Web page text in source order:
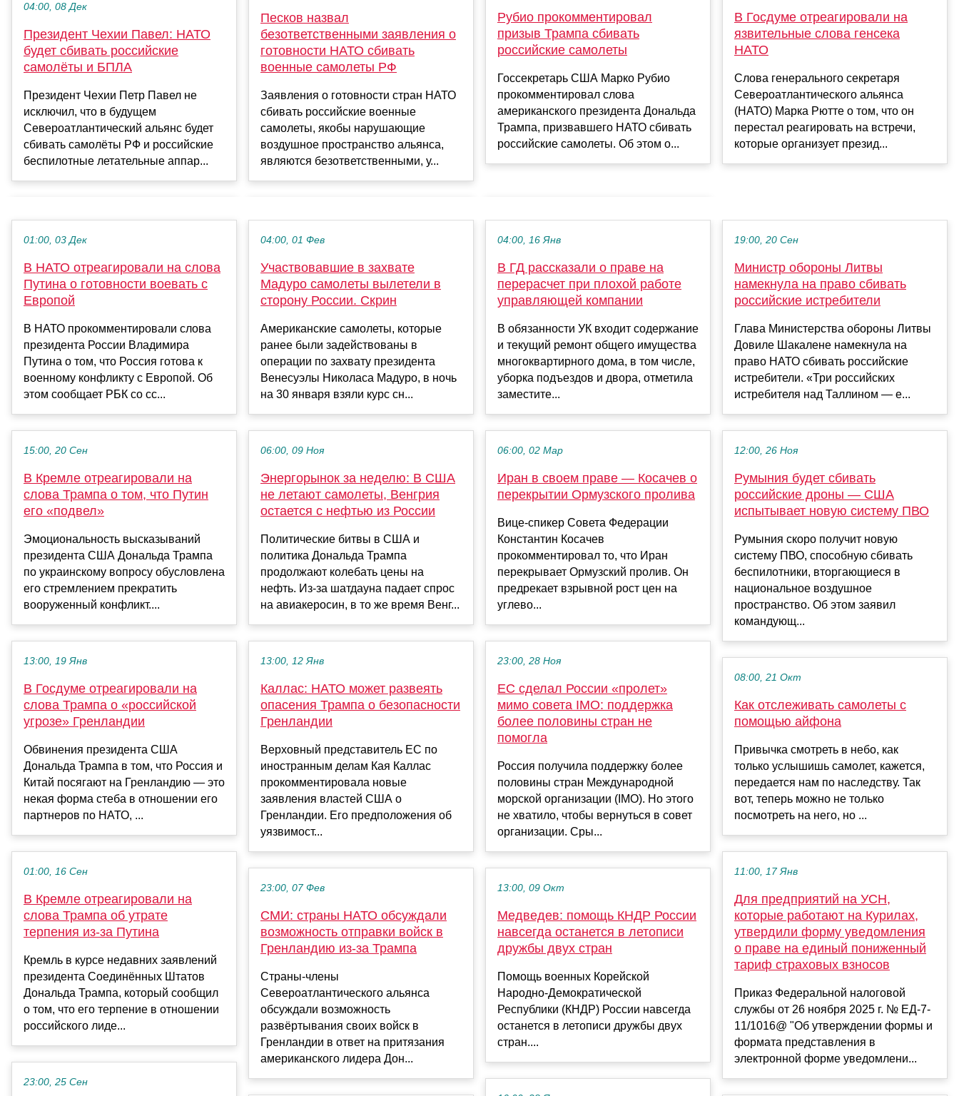
04:00, 08 Дек
Президент Чехии Павел: НАТО
будет сбивать российские
самолёты и БПЛА
Президент Чехии Петр Павел не
исключил, что в будущем
Североатлантический альянс будет
сбивать самолёты РФ и российские
беспилотные летательные аппар...
Песков назвал
безответственными заявления о
готовности НАТО сбивать
военные самолеты РФ
Заявления о готовности стран НАТО
сбивать российские военные
самолеты, якобы нарушающие
воздушное пространство альянса,
являются безответственными, у...
Рубио прокомментировал
призыв Трампа сбивать
российские самолеты
Госсекретарь США Марко Рубио
прокомментировал слова
американского президента Дональда
Трампа, призвавшего НАТО сбивать
российские самолеты. Об этом о...
В Госдуме отреагировали на
язвительные слова генсека
НАТО
Слова генерального секретаря
Североатлантического альянса
(НАТО) Марка Рютте о том, что он
перестал реагировать на встречи,
которые организует презид...
01:00, 03 Дек
В НАТО отреагировали на слова
Путина о готовности воевать с
Европой
В НАТО прокомментировали слова
президента России Владимира
Путина о том, что Россия готова к
военному конфликту с Европой. Об
этом сообщает РБК со сс...
15:00, 20 Сен
В Кремле отреагировали на
слова Трампа о том, что Путин
его «подвел»
Эмоциональность высказываний
президента США Дональда Трампа
по украинскому вопросу обусловлена
его стремлением прекратить
вооруженный конфликт....
13:00, 19 Янв
В Госдуме отреагировали на
слова Трампа о «российской
угрозе» Гренландии
Обвинения президента США
Дональда Трампа в том, что Россия и
Китай посягают на Гренландию — это
некая форма стеба в отношении его
партнеров по НАТО, ...
01:00, 16 Сен
В Кремле отреагировали на
слова Трампа об утрате
терпения из-за Путина
Кремль в курсе недавних заявлений
президента Соединённых Штатов
Дональда Трампа, который сообщил
о том, что его терпение в отношении
российского лиде...
23:00, 25 Сен
04:00, 01 Фев
Участвовавшие в захвате
Мадуро самолеты вылетели в
сторону России. Скрин
Американские самолеты, которые
ранее были задействованы в
операции по захвату президента
Венесуэлы Николаса Мадуро, в ночь
на 30 января взяли курс сн...
06:00, 09 Ноя
Энергорынок за неделю: В США
не летают самолеты, Венгрия
остается с нефтью из России
Политические битвы в США и
политика Дональда Трампа
продолжают колебать цены на
нефть. Из-за шатдауна падает спрос
на авиакеросин, в то же время Венг...
13:00, 12 Янв
Каллас: НАТО может развеять
опасения Трампа о безопасности
Гренландии
Верховный представитель ЕС по
иностранным делам Кая Каллас
прокомментировала новые
заявления властей США о
Гренландии. Его предположения об
уязвимост...
23:00, 07 Фев
СМИ: страны НАТО обсуждали
возможность отправки войск в
Гренландию из-за Трампа
Страны-члены
Североатлантического альянса
обсуждали возможность
развёртывания своих войск в
Гренландии в ответ на притязания
американского лидера Дон...
04:00, 16 Янв
В ГД рассказали о праве на
перерасчет при плохой работе
управляющей компании
В обязанности УК входит содержание
и текущий ремонт общего имущества
многоквартирного дома, в том числе,
уборка подъездов и двора, отметила
заместите...
06:00, 02 Мар
Иран в своем праве — Косачев о
перекрытии Ормузского пролива
Вице-спикер Совета Федерации
Константин Косачев
прокомментировал то, что Иран
перекрывает Ормузский пролив. Он
предрекает взрывной рост цен на
углево...
23:00, 28 Ноя
ЕС сделал России «пролет»
мимо совета IMO: поддержка
более половины стран не
помогла
Россия получила поддержку более
половины стран Международной
морской организации (IMO). Но этого
не хватило, чтобы вернуться в совет
организации. Сры...
13:00, 09 Окт
Медведев: помощь КНДР России
навсегда останется в летописи
дружбы двух стран
Помощь военных Корейской
Народно-Демократической
Республики (КНДР) России навсегда
останется в летописи дружбы двух
стран....
19:00, 20 Сен
Министр обороны Литвы
намекнула на право сбивать
российские истребители
Глава Министерства обороны Литвы
Довиле Шакалене намекнула на
право НАТО сбивать российские
истребители. «Три российских
истребителя над Таллином — е...
12:00, 26 Ноя
Румыния будет сбивать
российские дроны — США
испытывает новую систему ПВО
Румыния скоро получит новую
систему ПВО, способную сбивать
беспилотники, вторгающиеся в
национальное воздушное
пространство. Об этом заявил
командующ...
08:00, 21 Окт
Как отслеживать самолеты с
помощью айфона
Привычка смотреть в небо, как
только услышишь самолет, кажется,
передается нам по наследству. Так
вот, теперь можно не только
посмотреть на него, но ...
11:00, 17 Янв
Для предприятий на УСН,
которые работают на Курилах,
утвердили форму уведомления
о праве на единый пониженный
тариф страховых взносов
Приказ Федеральной налоговой
службы от 26 ноября 2025 г. № ЕД-7-
11/1016@ "Об утверждении формы и
формата представления в
электронной форме уведомлени...